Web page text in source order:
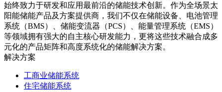
始终致力于研发和应用最前沿的储能技术创新。作为全场景太
阳能储能产品及方案提供商，我们不仅在储能设备、电池管理
系统（BMS）、储能变流器（PCS）、能量管理系统（EMS）
等领域拥有强大的自主核心研发能力，更将这些技术融合成多
元化的产品矩阵和高度系统化的储能解决方案。
解决方案
工商业储能系统
住宅储能系统